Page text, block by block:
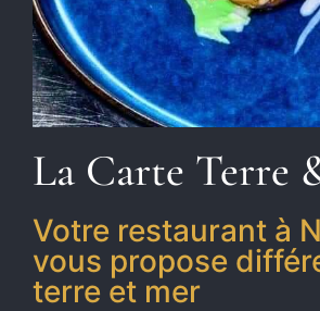
La Carte Terre
Votre restaurant à
vous propose
terre et mer